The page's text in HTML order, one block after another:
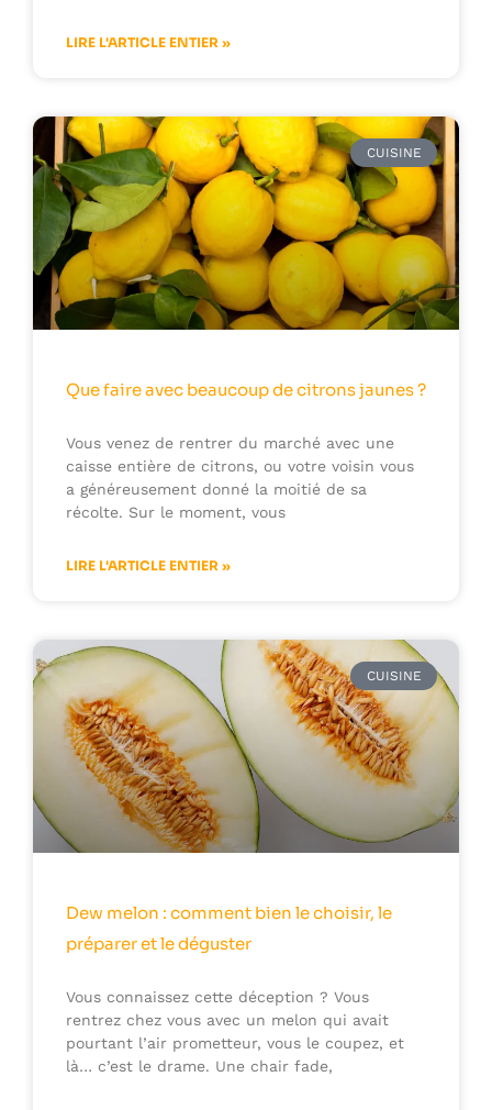
LIRE L'ARTICLE ENTIER »
CUISINE
Que faire avec beaucoup de citrons jaunes ?
Vous venez de rentrer du marché avec une
caisse entière de citrons, ou votre voisin vous
a généreusement donné la moitié de sa
récolte. Sur le moment, vous
LIRE L'ARTICLE ENTIER »
CUISINE
Dew melon : comment bien le choisir, le
préparer et le déguster
Vous connaissez cette déception ? Vous
rentrez chez vous avec un melon qui avait
pourtant l’air prometteur, vous le coupez, et
là… c’est le drame. Une chair fade,